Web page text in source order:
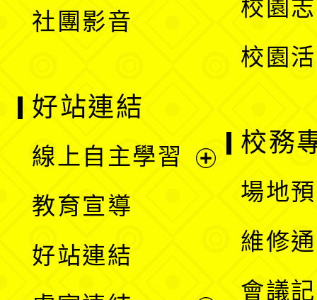
社團影音
校園
校園
好站連結
線上自主學習
教育宣導
好站連結
校務
場地
維修
會議